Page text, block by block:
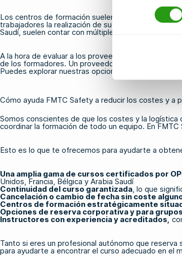
Los centros de formación suelen estar situados
trabajadores la realización de su formación antes
Saudí, suelen contar con múltiples opciones
A la hora de evaluar a los proveedores, ten en
de los formadores. Un proveedor que imparta
Puedes explorar nuestras opciones de formación en
Cómo ayuda FMTC Safety a reducir los costes y a
Somos conscientes de que los costes y la
coordinar la formación de todo un equipo. En
Esto es lo que te ofrecemos para ayudarte a
Una amplia gama de cursos certificados por
Unidos, Francia, Bélgica y Arabia Saudí
Continuidad del curso garantizada, lo que
Cancelación o cambio de fecha sin coste
Centros de formación estratégicamente
Opciones de reserva corporativa y para grupos
Instructores con experiencia y acreditados,
Tanto si eres un profesional autónomo que
para ayudarte a encontrar el curso adecuado en el